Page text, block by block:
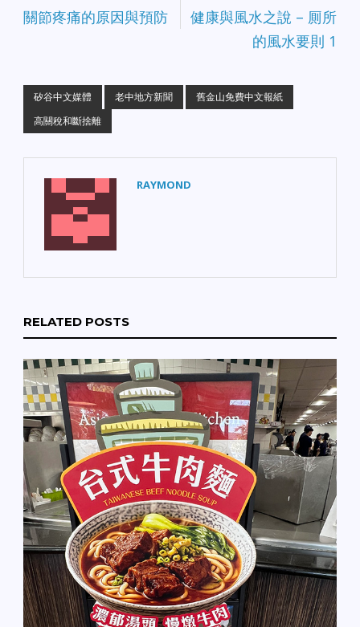
關節疼痛的原因與預防
健康與風水之說 – 厠所
的風水要則 1
矽谷中文媒體 老中地方新聞
舊金山免費中文報紙
高關稅和斷捨離
RAYMOND
RELATED POSTS